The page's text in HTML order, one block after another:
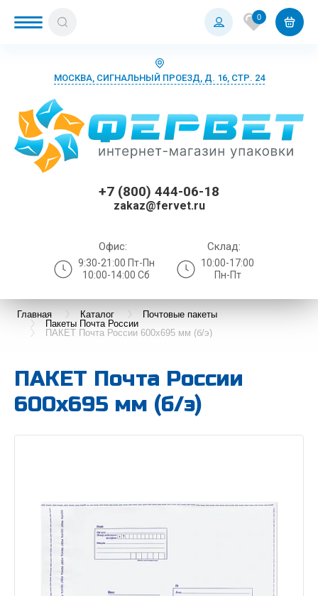
0
МОСКВА, СИГНАЛЬНЫЙ ПРОЕЗД, Д. 16, СТР. 24
+7 (800) 444-06-18
zakaz@fervet.ru
Офис:
9:30-21:00 Пт-Пн
10:00-14:00 Сб
Склад:
10:00-17:00
Пн-Пт
Главная Каталог
Почтовые пакеты
Пакеты Почта России
ПАКЕТ Почта России 600х695 мм (б/э)
ПАКЕТ Почта России
600х695 мм (б/э)